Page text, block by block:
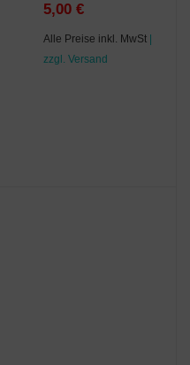
5,00 €
Alle Preise inkl. MwSt |
zzgl. Versand